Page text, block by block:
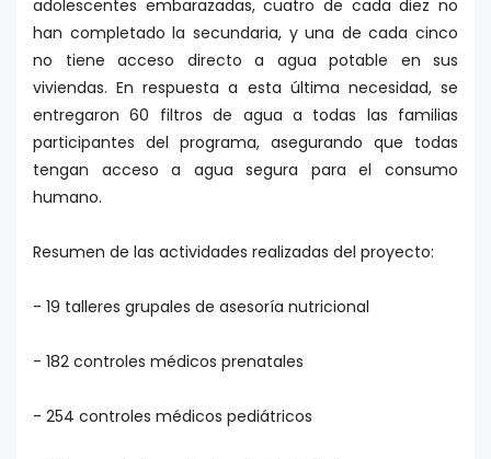
adolescentes embarazadas, cuatro de cada diez no
han completado la secundaria, y una de cada cinco
no tiene acceso directo a agua potable en sus
viviendas. En respuesta a esta última necesidad, se
entregaron 60 filtros de agua a todas las familias
participantes del programa, asegurando que todas
tengan acceso a agua segura para el consumo
humano.
Resumen de las actividades realizadas del proyecto:
- 19 talleres grupales de asesoría nutricional
- 182 controles médicos prenatales
- 254 controles médicos pediátricos